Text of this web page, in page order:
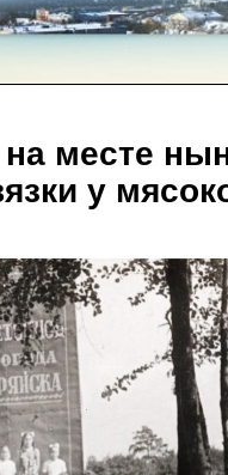
месте
у